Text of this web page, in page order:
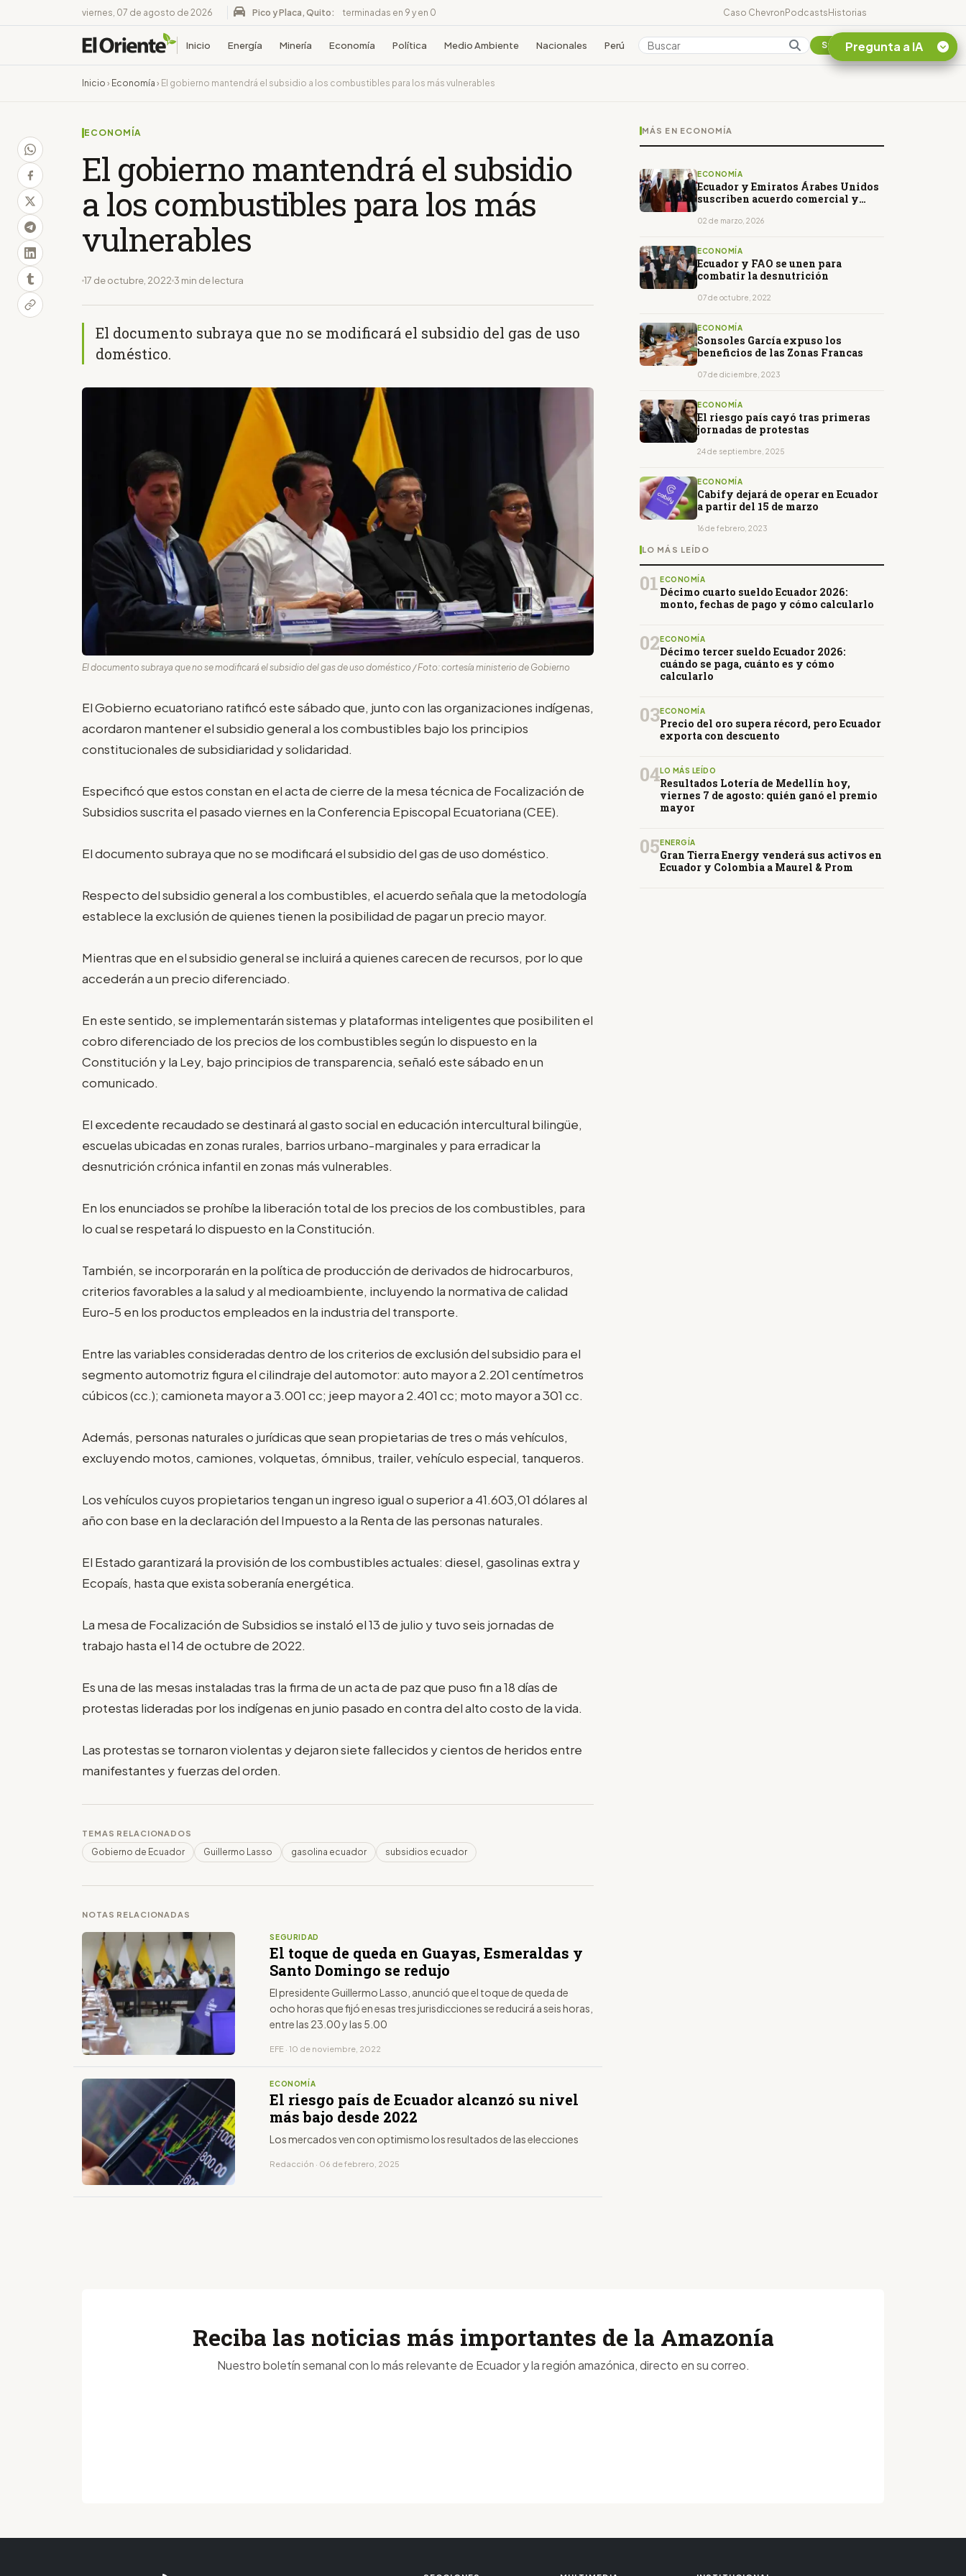
viernes, 07 de agosto de 2026 Pico y Placa, Quito: terminadas en 9 y en 0 Caso ChevronPodcastsHistorias
Inicio Energía Minería Economía Política Medio Ambiente Nacionales Perú Colombia Suscribirse
Inicio › Economía › El gobierno mantendrá el subsidio a los combustibles para los más vulnerables
ECONOMÍA
El gobierno mantendrá el subsidio
a los combustibles para los más
vulnerables
17 de octubre, 20223 min de lectura
El documento subraya que no se modificará el subsidio del gas de uso
doméstico.
El documento subraya que no se modificará el subsidio del gas de uso doméstico / Foto: cortesía ministerio de Gobierno
El Gobierno ecuatoriano ratificó este sábado que, junto con las organizaciones indígenas,
acordaron mantener el subsidio general a los combustibles bajo los principios
constitucionales de subsidiaridad y solidaridad.
Especificó que estos constan en el acta de cierre de la mesa técnica de Focalización de
Subsidios suscrita el pasado viernes en la Conferencia Episcopal Ecuatoriana (CEE).
El documento subraya que no se modificará el subsidio del gas de uso doméstico.
Respecto del subsidio general a los combustibles, el acuerdo señala que la metodología
establece la exclusión de quienes tienen la posibilidad de pagar un precio mayor.
Mientras que en el subsidio general se incluirá a quienes carecen de recursos, por lo que
accederán a un precio diferenciado.
En este sentido, se implementarán sistemas y plataformas inteligentes que posibiliten el
cobro diferenciado de los precios de los combustibles según lo dispuesto en la
Constitución y la Ley, bajo principios de transparencia, señaló este sábado en un
comunicado.
El excedente recaudado se destinará al gasto social en educación intercultural bilingüe,
escuelas ubicadas en zonas rurales, barrios urbano-marginales y para erradicar la
desnutrición crónica infantil en zonas más vulnerables.
En los enunciados se prohíbe la liberación total de los precios de los combustibles, para
lo cual se respetará lo dispuesto en la Constitución.
También, se incorporarán en la política de producción de derivados de hidrocarburos,
criterios favorables a la salud y al medioambiente, incluyendo la normativa de calidad
Euro-5 en los productos empleados en la industria del transporte.
Entre las variables consideradas dentro de los criterios de exclusión del subsidio para el
segmento automotriz figura el cilindraje del automotor: auto mayor a 2.201 centímetros
cúbicos (cc.); camioneta mayor a 3.001 cc; jeep mayor a 2.401 cc; moto mayor a 301 cc.
Además, personas naturales o jurídicas que sean propietarias de tres o más vehículos,
excluyendo motos, camiones, volquetas, ómnibus, trailer, vehículo especial, tanqueros.
Los vehículos cuyos propietarios tengan un ingreso igual o superior a 41.603,01 dólares al
año con base en la declaración del Impuesto a la Renta de las personas naturales.
El Estado garantizará la provisión de los combustibles actuales: diesel, gasolinas extra y
Ecopaís, hasta que exista soberanía energética.
La mesa de Focalización de Subsidios se instaló el 13 de julio y tuvo seis jornadas de
trabajo hasta el 14 de octubre de 2022.
Es una de las mesas instaladas tras la firma de un acta de paz que puso fin a 18 días de
protestas lideradas por los indígenas en junio pasado en contra del alto costo de la vida.
Las protestas se tornaron violentas y dejaron siete fallecidos y cientos de heridos entre
manifestantes y fuerzas del orden.
TEMAS RELACIONADOS
Gobierno de Ecuador Guillermo Lasso gasolina ecuador subsidios ecuador
NOTAS RELACIONADAS
SEGURIDAD
El toque de queda en Guayas, Esmeraldas y
Santo Domingo se redujo
El presidente Guillermo Lasso, anunció que el toque de queda de
ocho horas que fijó en esas tres jurisdicciones se reducirá a seis horas,
entre las 23.00 y las 5.00
EFE · 10 de noviembre, 2022
ECONOMÍA
El riesgo país de Ecuador alcanzó su nivel
más bajo desde 2022
Los mercados ven con optimismo los resultados de las elecciones
Redacción · 06 de febrero, 2025
MÁS EN ECONOMÍA
ECONOMÍA
Ecuador y Emiratos Árabes Unidos
suscriben acuerdo comercial y
02 de marzo, 2026
ECONOMÍA
Ecuador y FAO se unen para
combatir la desnutrición
07 de octubre, 2022
ECONOMÍA
Sonsoles García expuso los
beneficios de las Zonas Francas
07 de diciembre, 2023
ECONOMÍA
El riesgo país cayó tras primeras
jornadas de protestas
24 de septiembre, 2025
ECONOMÍA
Cabify dejará de operar en Ecuador
a partir del 15 de marzo
16 de febrero, 2023
LO MÁS LEÍDO
01 ECONOMÍA
Décimo cuarto sueldo Ecuador 2026:
monto, fechas de pago y cómo calcularlo
02 ECONOMÍA
Décimo tercer sueldo Ecuador 2026:
cuándo se paga, cuánto es y cómo
calcularlo
03ECONOMÍA
Precio del oro supera récord, pero Ecuador
exporta con descuento
04LO MÁS LEÍDO
Resultados Lotería de Medellín hoy,
viernes 7 de agosto: quién ganó el premio
mayor
05 ENERGÍA
Gran Tierra Energy venderá sus activos en
Ecuador y Colombia a Maurel & Prom
Pregunta a IA
¿En que consiste la
Reciba las noticias más importantes de la Amazonía
Nuestro boletín semanal con lo más relevante de Ecuador y la región amazónica, directo en su correo.